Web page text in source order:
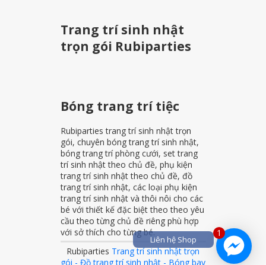
1
Liên hệ Shop
Trang trí sinh nhật
trọn gói Rubiparties
Bóng trang trí tiệc
Rubiparties trang trí sinh nhật trọn
gói, chuyên bóng trang trí sinh nhật,
bóng trang trí phòng cưới, set trang
trí sinh nhật theo chủ đề, phụ kiện
trang trí sinh nhật theo chủ đề, đồ
trang trí sinh nhật, các loại phụ kiện
trang trí sinh nhật và thôi nôi cho các
bé với thiết kế đặc biệt theo theo yêu
cầu theo từng chủ đề riêng phù hợp
với sở thích cho từng bé.
Rubiparties Trang trí sinh nhật trọn
gói - Đồ trang trí sinh nhật - Bóng bay